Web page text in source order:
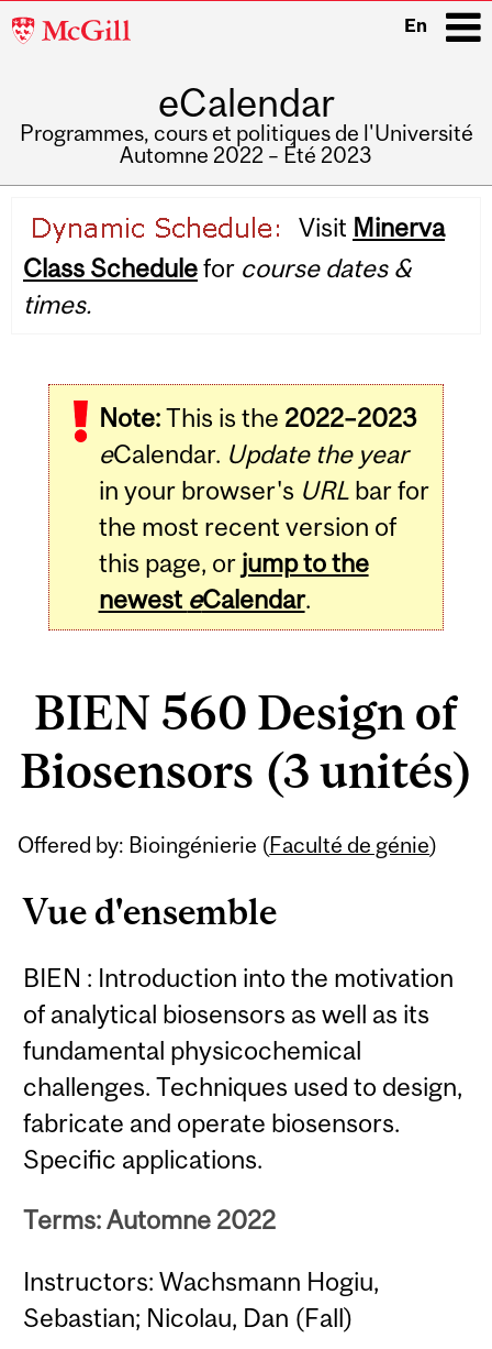
McGill
En
eCalendar
Programmes, cours et politiques de l'Université
Automne 2022 – Été 2023
navigation
Visit Minerva
Class Schedulefor course dates &
times.
Note:This is the 2022–2023
eCalendar. Update the year
in your browser's URLbar for
the most recent version of
this page, or jump to the
newest eCalendar.
BIEN 560 Design of
Biosensors (3 unités)
Offered by: Bioingénierie (Faculté de génie)
Vue d'ensemble
BIEN : Introduction into the motivation
of analytical biosensors as well as its
fundamental physicochemical
challenges. Techniques used to design,
fabricate and operate biosensors.
Specific applications.
Terms: Automne 2022
Instructors: Wachsmann Hogiu,
Sebastian; Nicolau, Dan (Fall)
Related